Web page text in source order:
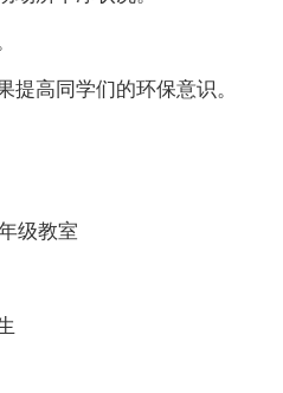
提高同学们的环保意识。
级教室